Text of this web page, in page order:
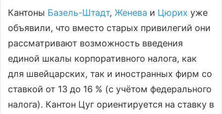
Кантоны Базель-Штадт, Женева и Цюрих уже
объявили, что вместо старых привилегий они
рассматривают возможность введения
единой шкалы корпоративного налога, как
для швейцарских, так и иностранных фирм со
ставкой от 13 до 16 % (с учётом федерального
налога). Кантон Цуг ориентируется на ставку в